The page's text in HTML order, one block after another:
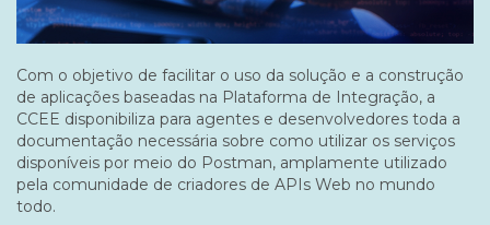
Com o objetivo de facilitar o uso da solução e a construção
de aplicações baseadas na Plataforma de Integração, a
CCEE disponibiliza para agentes e desenvolvedores toda a
documentação necessária sobre como utilizar os serviços
disponíveis por meio do Postman, amplamente utilizado
pela comunidade de criadores de APIs Web no mundo
todo.